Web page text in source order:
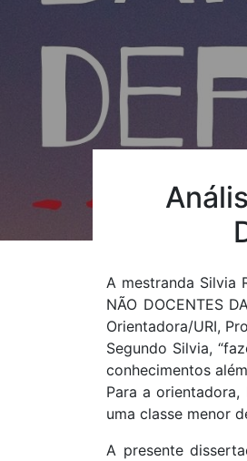
A mestranda Silvia
NÃO DOCENTES
Orientadora/URI,
Segundo Silvia,
conhecimentos
Para a
uma classe menor
A presente